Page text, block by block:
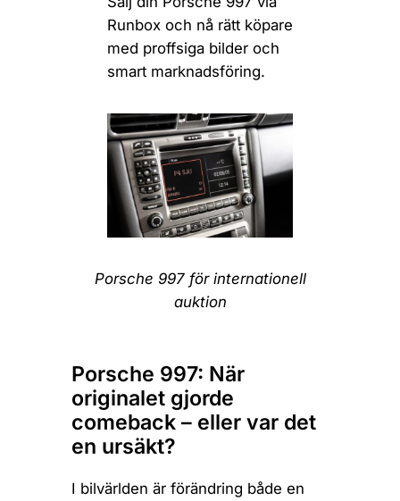
Runbox och nå rätt köpare
med proffsiga bilder och
smart marknadsföring.
Porsche 997 för internationell
auktion
Porsche 997: När
originalet gjorde
comeback – eller var det
en ursäkt?
I bilvärlden är förändring både en